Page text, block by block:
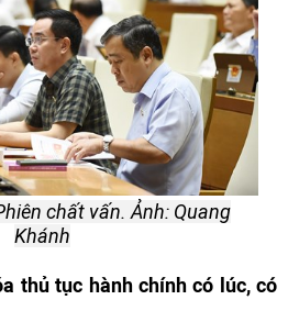
chất vấn. Ảnh: Quang
Khánh
thủ tục hành chính có lúc, có